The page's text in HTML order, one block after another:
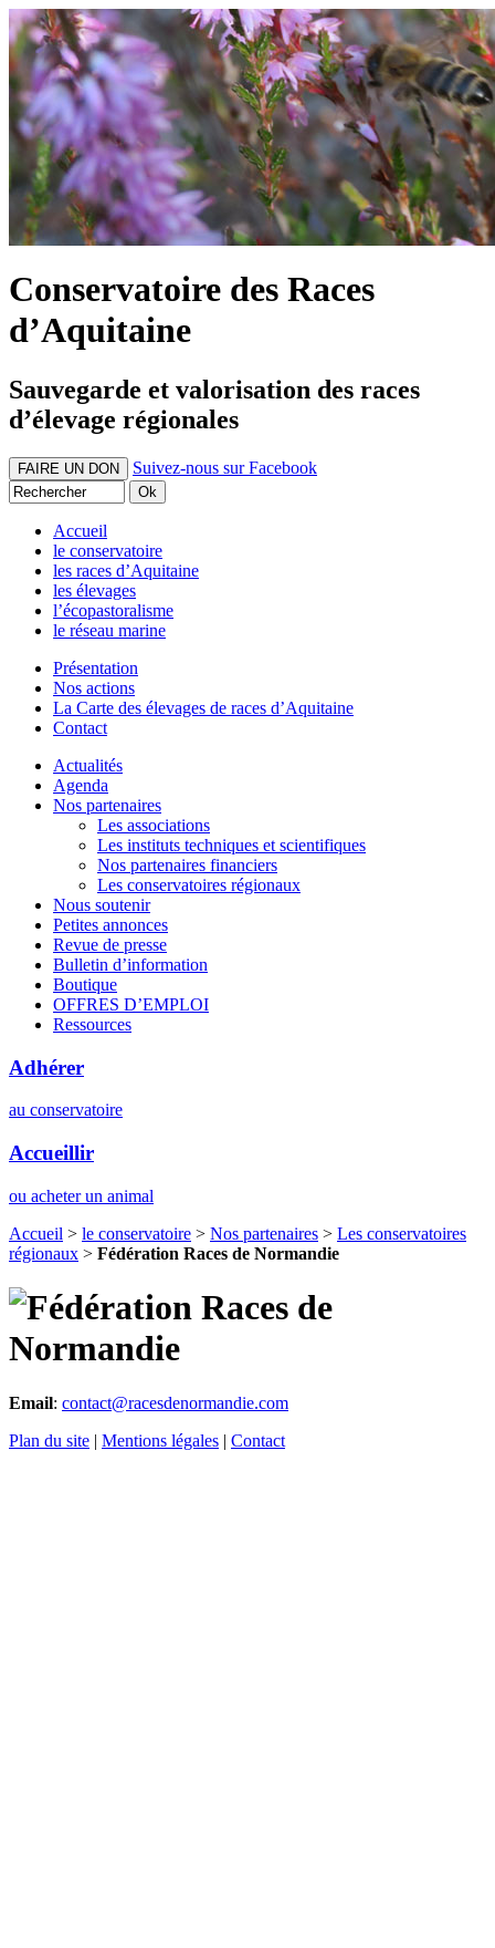
Conservatoire des Races
d’Aquitaine
Sauvegarde et valorisation des races
d’élevage régionales
FAIRE UN DON Suivez-nous sur Facebook
Accueil
le conservatoire
les races d’Aquitaine
les élevages
l’écopastoralisme
le réseau marine
Présentation
Nos actions
La Carte des élevages de races d’Aquitaine
Contact
Actualités
Agenda
Nos partenaires
Les associations
Les instituts techniques et scientifiques
Nos partenaires financiers
Les conservatoires régionaux
Nous soutenir
Petites annonces
Revue de presse
Bulletin d’information
Boutique
OFFRES D’EMPLOI
Ressources
Adhérer
au conservatoire
Accueillir
ou acheter un animal
Accueil > le conservatoire > Nos partenaires > Les conservatoires
régionaux > Fédération Races de Normandie
Email: contact@racesdenormandie.com
Plan du site | Mentions légales | Contact